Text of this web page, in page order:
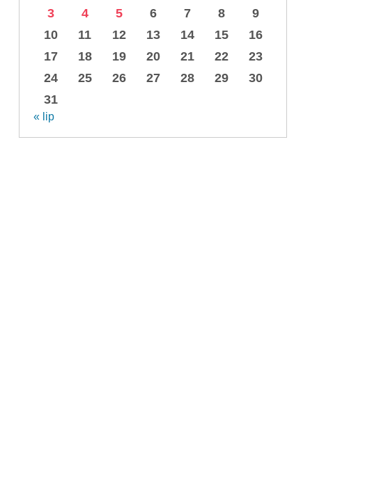
3
4 5 6 7 8
9
10
11 12 13 14 15
16
17
18 19 20 21 22
23
24
25 26 27 28 29
30
31
« lip